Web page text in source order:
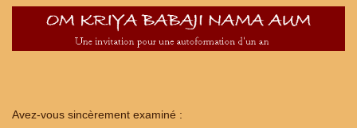
Avez-vous sincèrement examiné :